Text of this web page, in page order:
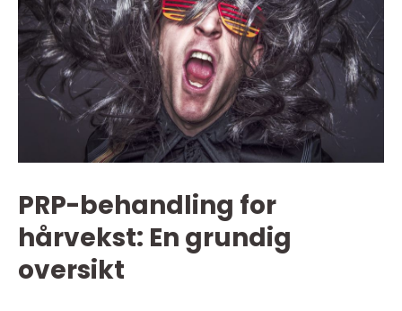
PRP-behandling for
hårvekst: En grundig
oversikt